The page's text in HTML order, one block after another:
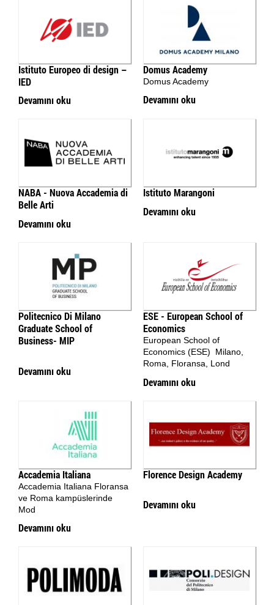
Istituto Europeo di design –
IED
Devamını oku
Domus Academy
Domus Academy
Devamını oku
NABA - Nuova Accademia di
Belle Arti
Devamını oku
Istituto Marangoni
Devamını oku
Politecnico Di Milano
Graduate School of
Business- MIP
Devamını oku
ESE - European School of
Economics
European School of
Economics (ESE) Milano,
Roma, Floransa, Lond
Devamını oku
Accademia Italiana
Accademia Italiana Floransa
ve Roma kampüslerinde
Mod
Devamını oku
Florence Design Academy
Devamını oku